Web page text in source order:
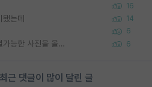
16
는데 14
6
정보보안 연구하는 입장에선 식별가능한 사진을 올리는건 비추이긴함 6
근 댓글이 많이 달린 글